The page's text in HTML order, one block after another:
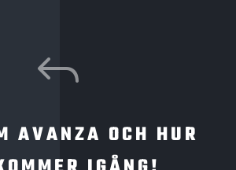
J
AVANZA OCH HUR